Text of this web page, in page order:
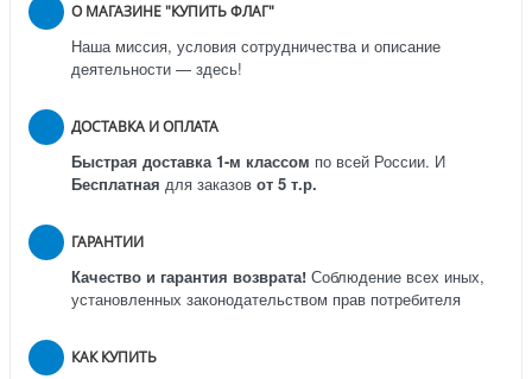
О МАГАЗИНЕ "КУПИТЬ ФЛАГ"
Наша миссия, условия сотрудничества и описание
деятельности — здесь!
ДОСТАВКА И ОПЛАТА
Быстрая доставка 1-м классом по всей России. И
Бесплатная для заказов от 5 т.р.
ГАРАНТИИ
Качество и гарантия возврата! Соблюдение всех иных,
установленных законодательством прав потребителя
КАК КУПИТЬ